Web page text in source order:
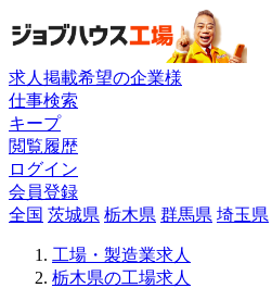
求人掲載希望の企業様
仕事検索
キープ
閲覧履歴
ログイン
会員登録
全国 茨城県 栃木県 群馬県 埼玉県
工場・製造業求人
栃木県の工場求人